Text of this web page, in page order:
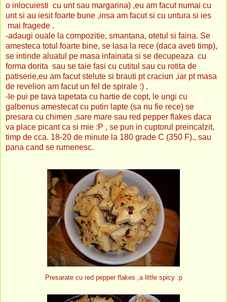
o inlocuiesti cu unt sau margarina) ,eu am facut numai cu
unt si au iesit foarte bune ,insa am facut si cu untura si ies
mai fragede .
-adaugi ouale la compozitie, smantana, otetul si faina. Se
amesteca totul foarte bine, se lasa la rece (daca aveti timp),
se intinde aluatul pe masa infainata si se decupeaza cu
forma dorita sau se taie fasi cu cutitul sau cu rotita de
patiserie,eu am facut stelute si brauti pt craciun ,iar pt masa
de revelion am facut un fel de spirale :) .
-le pui pe tava tapetata cu hartie de copt, le ungi cu
galbenus amestecat cu putin lapte (sa nu fie rece) se
presara cu chimen ,sare mare sau red pepper flakes daca
va place picant ca si mie :P , se pun in cuptorul preincalzit,
timp de cca. 18-20 de minute la 180 grade C (350 F)., sau
pana cand se rumenesc.
Presarate cu red pepper flakes ,a little spicy :p